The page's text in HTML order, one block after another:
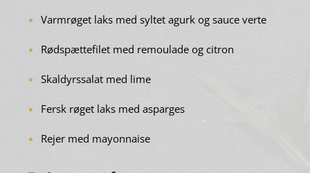
Varmrøget laks med syltet agurk og sauce verte
Rødspættefilet med remoulade og citron
Skaldyrssalat med lime
Fersk røget laks med asparges
Rejer med mayonnaise